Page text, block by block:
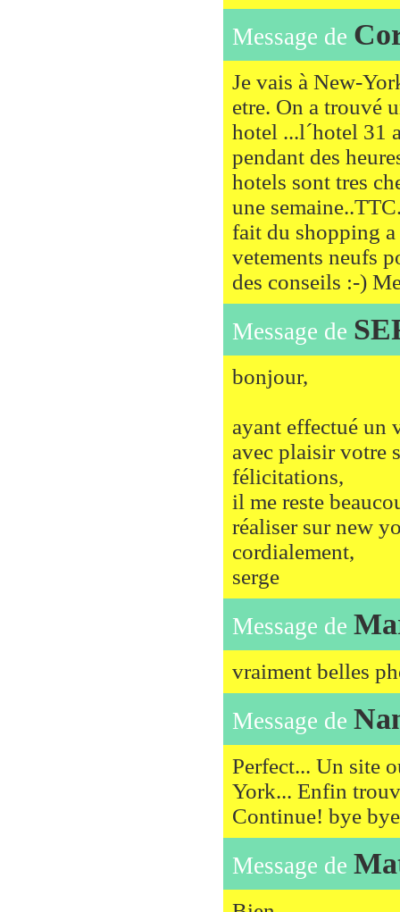
Message de
Je vais à New-
etre. On a trouvé
hotel ...l´hotel 31
pendant des
hotels sont tres
une
fait du shopping
vetements neufs
des conseils :-)
Message de
bonjour,
ayant effectué un
avec plaisir votre
félicitations,
il me reste
réaliser sur new
cordialement,
serge
Message de
vraiment belles
Message de
Perfect... Un site
York... Enfin
Continue! bye
Message de